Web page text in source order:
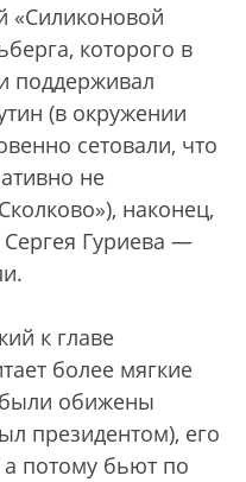
«Силиконовой
которого в
поддерживал
(в окружении
сетовали, что
не
наконец,
Гуриева —
к главе
более мягкие
обижены
президентом), его
а потому бьют по